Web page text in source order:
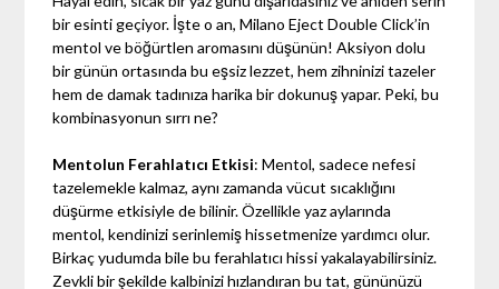
bir esinti geçiyor. İşte o an, Milano Eject Double Click’in
mentol ve böğürtlen aromasını düşünün! Aksiyon dolu
bir günün ortasında bu eşsiz lezzet, hem zihninizi tazeler
hem de damak tadınıza harika bir dokunuş yapar. Peki, bu
kombinasyonun sırrı ne?
Mentolun Ferahlatıcı Etkisi: Mentol, sadece nefesi
tazelemekle kalmaz, aynı zamanda vücut sıcaklığını
düşürme etkisiyle de bilinir. Özellikle yaz aylarında
mentol, kendinizi serinlemiş hissetmenize yardımcı olur.
Birkaç yudumda bile bu ferahlatıcı hissi yakalayabilirsiniz.
Zevkli bir şekilde kalbinizi hızlandıran bu tat, gününüzü